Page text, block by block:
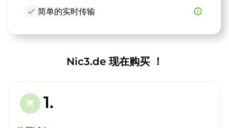
check 简单的实时传输 info_outline
Nic3.de 现在购买 ！
shopping_cart 1.